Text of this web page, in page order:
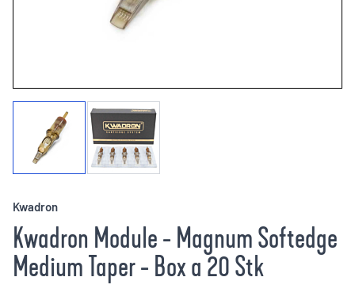
Kwadron
Kwadron Module - Magnum Softedge
Medium Taper - Box a 20 Stk